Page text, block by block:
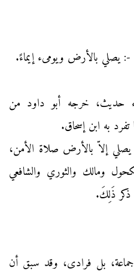
يصلي بالأرض ويومىء إيماءً.
حديث، خرجه أبو داود من
به ابن إسحاق.
إلاّ بالأرض صلاة الأمن،
ومالك والثوري والشافعي
ذَلِكَ.
بل فرادى، وقد سبق أن